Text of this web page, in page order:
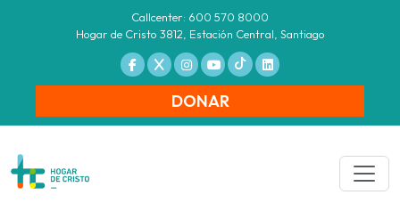
Callcenter: 600 570 8000
Hogar de Cristo 3812, Estación Central, Santiago
DONAR